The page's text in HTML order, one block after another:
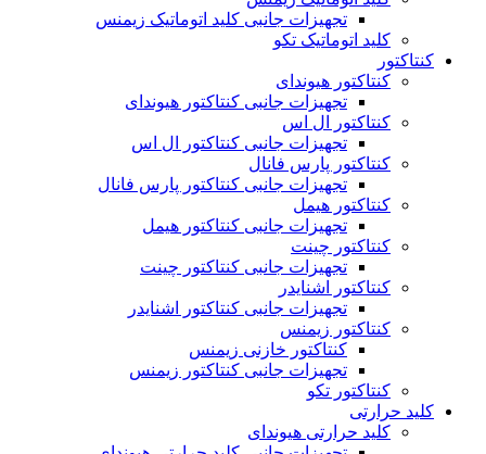
تجهیزات جانبی کلید اتوماتیک زیمنس
کلید اتوماتیک تکو
کنتاکتور
کنتاکتور هیوندای
تجهیزات جانبی کنتاکتور هیوندای
کنتاکتور ال اس
تجهیزات جانبی کنتاکتور ال اس
کنتاکتور پارس فانال
تجهیزات جانبی کنتاکتور پارس فانال
کنتاکتور هیمل
تجهیزات جانبی کنتاکتور هیمل
کنتاکتور چینت
تجهیزات جانبی کنتاکتور چینت
کنتاکتور اشنایدر
تجهیزات جانبی کنتاکتور اشنایدر
کنتاکتور زیمنس
کنتاکتور خازنی زیمنس
تجهیزات جانبی کنتاکتور زیمنس
کنتاکتور تکو
کلید حرارتی
کلید حرارتی هیوندای